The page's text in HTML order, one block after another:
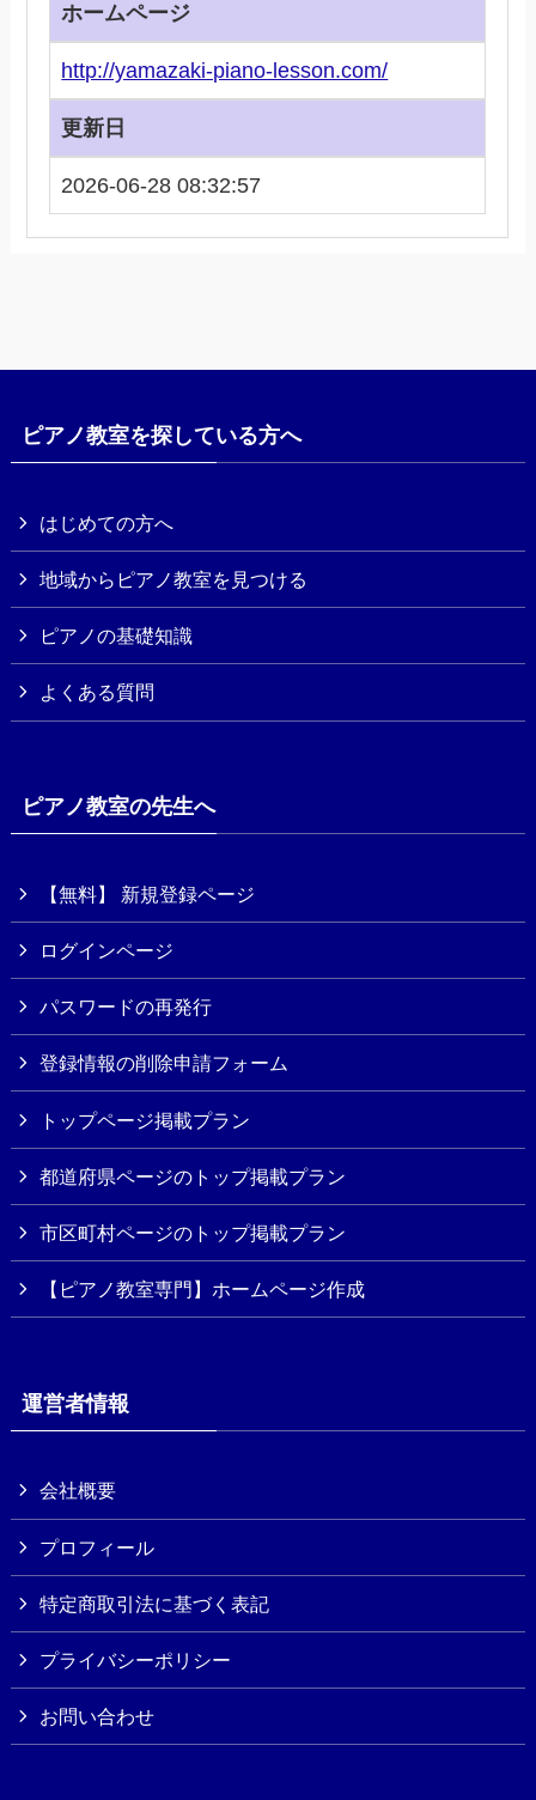
ホームページ
http://yamazaki-piano-lesson.com/
更新日
2026-06-28 08:32:57
ピアノ教室を探している方へ
はじめての方へ
地域からピアノ教室を見つける
ピアノの基礎知識
よくある質問
ピアノ教室の先生へ
【無料】 新規登録ページ
ログインページ
パスワードの再発行
登録情報の削除申請フォーム
トップページ掲載プラン
都道府県ページのトップ掲載プラン
市区町村ページのトップ掲載プラン
【ピアノ教室専門】ホームページ作成
運営者情報
会社概要
プロフィール
特定商取引法に基づく表記
プライバシーポリシー
お問い合わせ